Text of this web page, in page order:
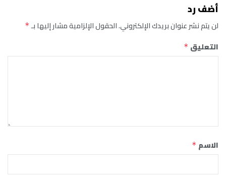
أضف رد
لن يتم نشر عنوان بريدك الإلكتروني.الحقول الإلزامية مشار إليها بـ*
التعليق *
الاسم *